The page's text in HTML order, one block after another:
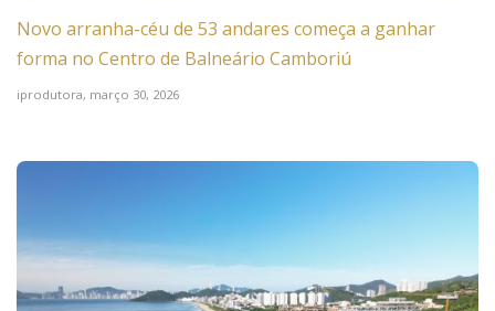
Novo arranha-céu de 53 andares começa a ganhar
forma no Centro de Balneário Camboriú
iprodutora, março 30, 2026